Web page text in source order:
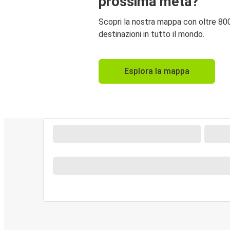
Scopri la nostra mappa con oltre
destinazioni in tutto il mondo.
Esplora la mappa